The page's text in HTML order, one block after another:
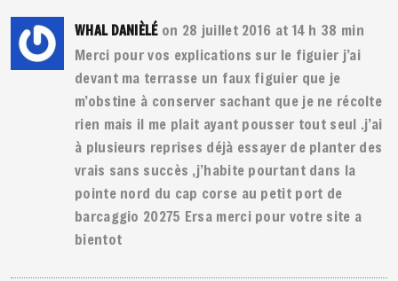
WHAL DANIÈLÉ on 28 juillet 2016 at 14 h 38 min
Merci pour vos explications sur le figuier j’ai
devant ma terrasse un faux figuier que je
m’obstine à conserver sachant que je ne récolte
rien mais il me plait ayant pousser tout seul .j’ai
à plusieurs reprises déjà essayer de planter des
vrais sans succès ,j’habite pourtant dans la
pointe nord du cap corse au petit port de
barcaggio 20275 Ersa merci pour votre site a
bientot